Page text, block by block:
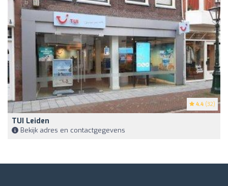
4.4 (32)
TUI Leiden
Bekijk adres en contactgegevens